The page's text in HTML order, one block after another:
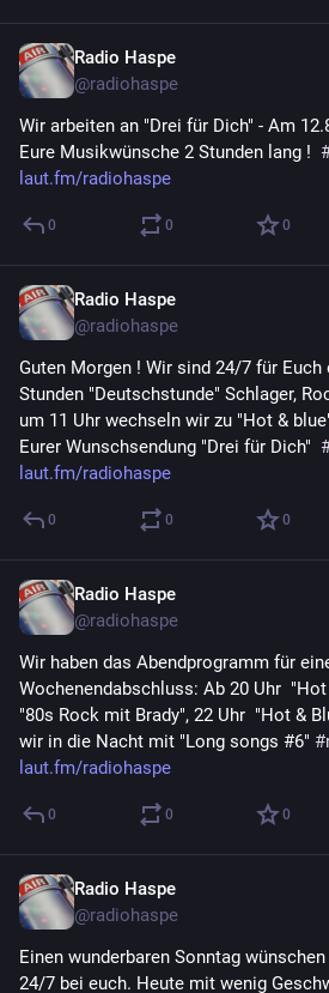
Radio Haspe
@radiohaspe
Wir arbeiten an "Drei für Dich" - Am
Eure Musikwünsche 2 Stunden lang !
laut.fm/radiohaspe
0 0 0
Radio Haspe
@radiohaspe
Guten Morgen ! Wir sind 24/7 für Euch
Stunden "Deutschstunde" Schlager,
um 11 Uhr wechseln wir zu "Hot &
Eurer Wunschsendung "Drei für Dich"
laut.fm/radiohaspe
0 0 0
Radio Haspe
@radiohaspe
Wir haben das Abendprogramm für
Wochenendabschluss: Ab 20 Uhr  "Hot
"80s Rock mit Brady", 22 Uhr  "Hot &
wir in die Nacht mit "Long songs #6" #
laut.fm/radiohaspe
0 0 0
Radio Haspe
@radiohaspe
Einen wunderbaren Sonntag wünschen
24/7 bei euch. Heute mit wenig